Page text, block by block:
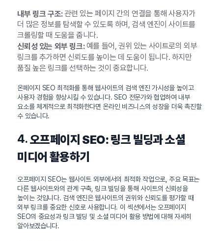
내부 링크 구조:관련 있는 페이지 간의 연결을 통해 사용자가
더 많은 정보를 탐색할 수 있도록 하며, 검색 엔진이 사이트를
크롤링할 때 도움을 줍니다.
신뢰성 있는 외부 링크:예를 들어, 권위 있는 사이트로의 외부
링크를 추가하면 신뢰도를 높이는 데 도움이 됩니다. 하지만
품질 높은 링크를 선택하는 것이 중요합니다.
온페이지 SEO 최적화를 통해 웹사이트의 검색 엔진 가시성을 높이고
사용자 경험을 향상시킬 수 있습니다. SEO 전문가와 협업하여 내부
요소를 체계적으로 최적화한다면 온라인 비즈니스의 성장을 더욱 촉진할
수 있습니다.
4.오프페이지 SEO: 링크 빌딩과 소셜
미디어 활용하기
오프페이지 SEO는 웹사이트 외부에서의 최적화 작업으로, 주요 목표는
다른 웹사이트와의 관계 구축, 링크 빌딩을 통해 사이트의 신뢰성을
높이는 것입니다. 검색 엔진은 웹사이트의 권위와 신뢰도를 평가할 때
외부 링크를 중요한 신호로 사용합니다. 이 섹션에서는 오프페이지
SEO의 중요성과 링크 빌딩 및 소셜 미디어 활용 방법에 대해 자세히
알아보겠습니다.